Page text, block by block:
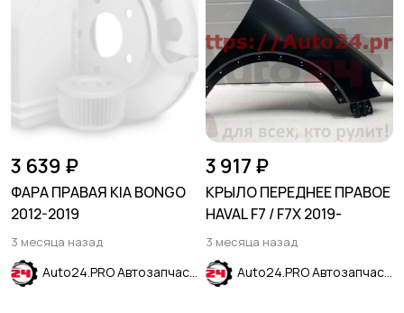
3 639 ₽
ФАРА ПРАВАЯ KIA BONGO
2012-2019
3 месяца назад
Auto24.PRO Автозапчасти
3 917 ₽
КРЫЛО ПЕРЕДНЕЕ ПРАВОЕ
HAVAL F7 / F7X 2019-
3 месяца назад
Auto24.PRO Автозапчасти